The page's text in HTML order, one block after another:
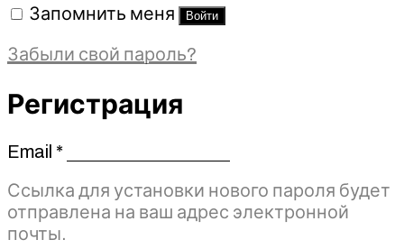
Запомнить меня Войти
Забыли свой пароль?
Регистрация
Email *Обязательно
Ссылка для установки нового пароля будет
отправлена ​​на ваш адрес электронной
почты.